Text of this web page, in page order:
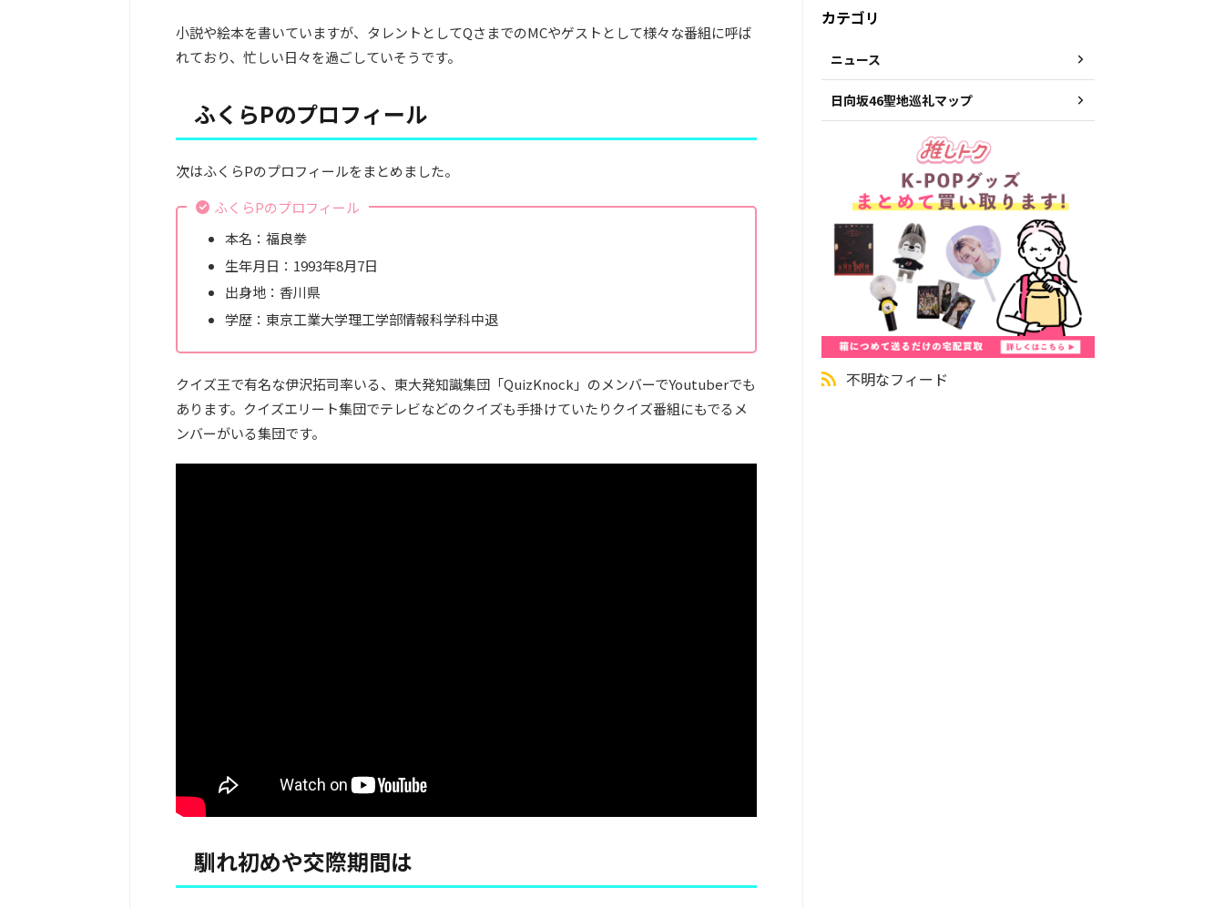
小説や絵本を書いていますが、タレントとしてQさまでのMCやゲストとして様々な番組に呼ば
れており、忙しい日々を過ごしていそうです。
ふくらPのプロフィール
次はふくらPのプロフィールをまとめました。
ふくらPのプロフィール
本名：福良拳
生年月日：1993年8月7日
出身地：香川県
学歴：東京工業大学理工学部情報科学科中退
クイズ王で有名な伊沢拓司率いる、東大発知識集団「QuizKnock」のメンバーでYoutuberでも
あります。クイズエリート集団でテレビなどのクイズも手掛けていたりクイズ番組にもでるメ
ンバーがいる集団です。
馴れ初めや交際期間は
カテゴリ
ニュース
日向坂46聖地巡礼マップ
不明なフィード